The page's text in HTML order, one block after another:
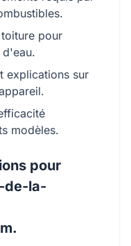
pour
explications sur
modèles.
pour
de-la-